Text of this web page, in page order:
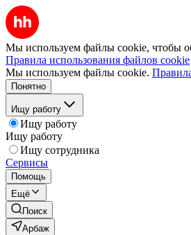
Мы используем файлы cookie, чтобы
Правила использования файлов cookie
Мы используем файлы cookie.
Понятно
Ищу работу
Ищу работу
Ищу работу
Ищу сотрудника
Сервисы
Помощь
Ещё
Поиск
Арбаж